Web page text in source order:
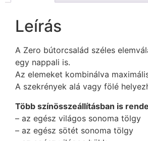
Leírás
A Zero bútorcsalád széles
egy nappali is.
Az elemeket kombinálva
A szekrények alá vagy fölé
Több színösszeállításban is
– az egész világos sonoma tölgy
– az egész sötét sonoma tölgy